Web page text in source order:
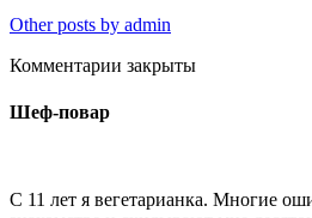
Other posts by admin
Комментарии закрыты
Шеф-повар
С 11 лет я вегетарианка. Многие